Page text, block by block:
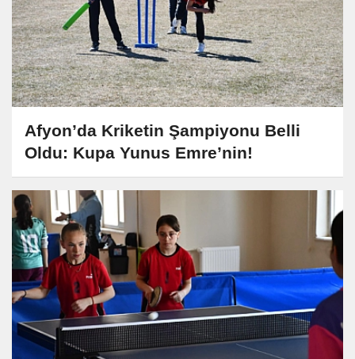
Afyon’da Kriketin Şampiyonu Belli
Oldu: Kupa Yunus Emre’nin!